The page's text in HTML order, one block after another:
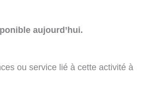
aujourd’hui.
ou service lié à cette activité à